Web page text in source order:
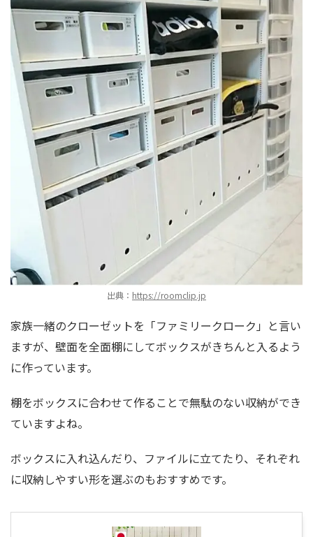
出典： https://roomclip.jp
家族一緒のクローゼットを「ファミリークローク」と言い
ますが、壁面を全面棚にしてボックスがきちんと入るよう
に作っています。
棚をボックスに合わせて作ることで無駄のない収納ができ
ていますよね。
ボックスに入れ込んだり、ファイルに立てたり、それぞれ
に収納しやすい形を選ぶのもおすすめです。